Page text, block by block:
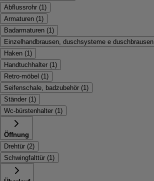
Abflussrohr (1)
Armaturen (1)
Badarmaturen (1)
Einzelhandbrausen, duschsysteme e duschbrausen
Haken (1)
Handtuchhalter (1)
Retro-möbel (1)
Seifenschale, badzubehör (1)
Ständer (1)
Wc-bürstenhalter (1)
Öffnung
Drehtür (2)
Schwingfalttür (1)